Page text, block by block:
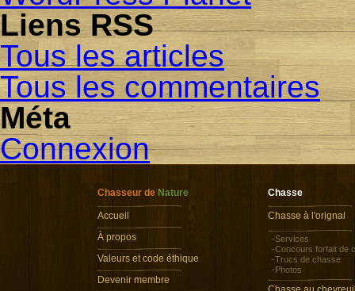
Liens RSS
Tous les articles
Tous les commentaires
Méta
Connexion
Chasseur de Nature
Accueil
À propos
Valeurs et code éthique
Devenir membre
Chasse
Chasse à l'orignal
-Services
-Concours forfait de
-Trucs de chasse
-Photos